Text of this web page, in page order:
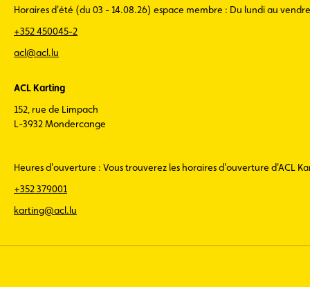
Horaires d'été (du 03 - 14.08.26) espace membre : Du lundi au
+352 450045-2
acl@acl.lu
ACL Karting
152, rue de Limpach
L-3932 Mondercange
Heures d'ouverture : Vous trouverez les horaires d'ouverture d'ACL
+352 379001
karting@acl.lu